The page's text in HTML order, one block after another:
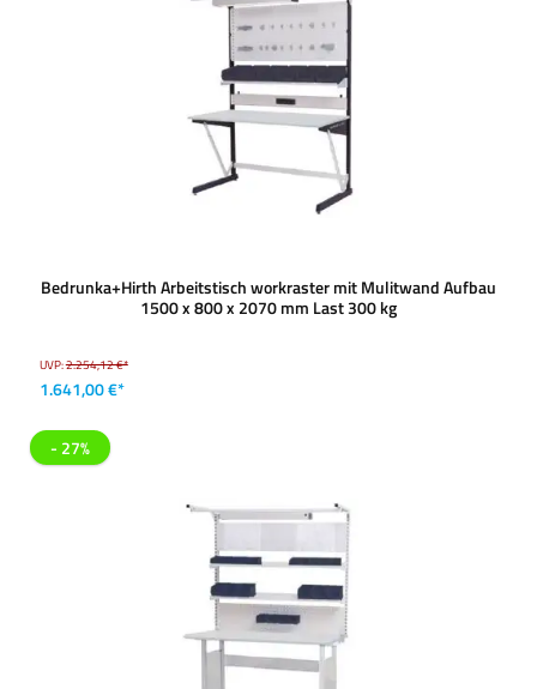
Bedrunka+Hirth Arbeitstisch workraster mit Mulitwand Aufbau
1500 x 800 x 2070 mm Last 300 kg
UVP:2.254,12 €*
1.641,00 €*
- 27%